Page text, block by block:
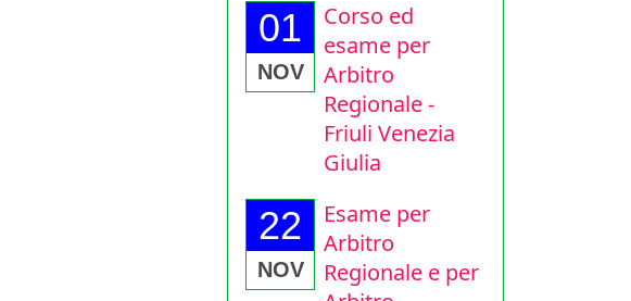
01
NOV
Corso ed
esame per
Arbitro
Regionale -
Friuli Venezia
Giulia
22
NOV
Esame per
Arbitro
Regionale e per